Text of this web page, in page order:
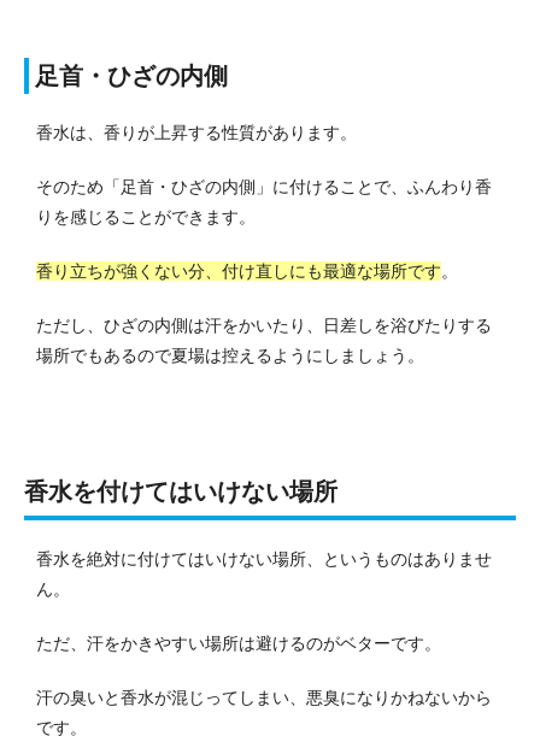
足首・ひざの内側
香水は、香りが上昇する性質があります。
そのため「足首・ひざの内側」に付けることで、ふんわり香
りを感じることができます。
香り立ちが強くない分、付け直しにも最適な場所です。
ただし、ひざの内側は汗をかいたり、日差しを浴びたりする
場所でもあるので夏場は控えるようにしましょう。
香水を付けてはいけない場所
香水を絶対に付けてはいけない場所、というものはありませ
ん。
ただ、汗をかきやすい場所は避けるのがベターです。
汗の臭いと香水が混じってしまい、悪臭になりかねないから
です。